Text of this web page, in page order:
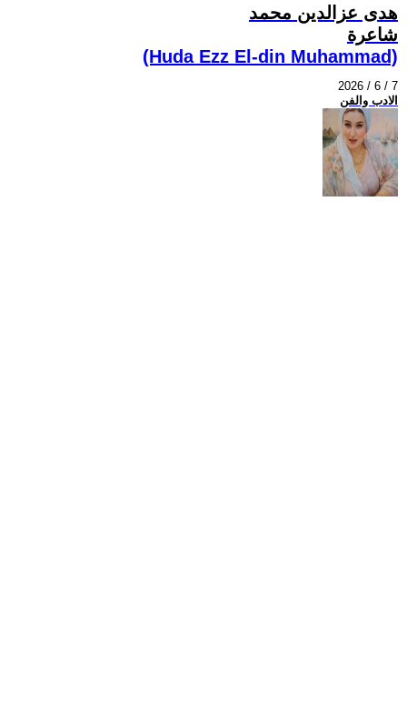
هدى عزالدين محمد
شاعرة
(Huda Ezz El-din Muhammad)
2026 / 6 / 7
الادب والفن